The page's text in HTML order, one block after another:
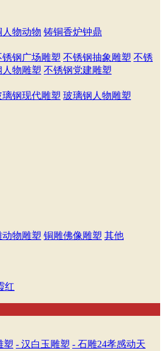
人物动物 铸铜香炉钟鼎
锈钢广场雕塑 不锈钢抽象雕塑 不锈
物雕塑 不锈钢党建雕塑
璃钢现代雕塑 玻璃钢人物雕塑
动物雕塑 铜雕佛像雕塑 其他
红
塑 - 汉白玉雕塑 - 石雕24孝感动天